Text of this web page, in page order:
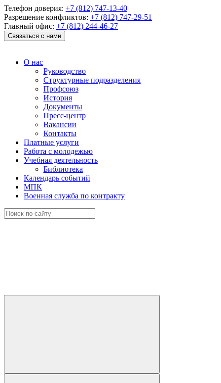
Телефон доверия: +7 (812) 747-13-40
Разрешение конфликтов: +7 (812) 747-29-51
Главный офис: +7 (812) 244-46-27
Связаться с нами
О нас
Руководство
Структурные подразделения
Профсоюз
История
Документы
Пресс-центр
Вакансии
Контакты
Платные услуги
Работа с молодежью
Учебная деятельность
Библиотека
Календарь событий
МПК
Военная служба по контракту